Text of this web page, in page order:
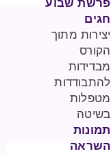
פרשת שבוע
חגים
יצירות מתוך
הקורס
מבדידות
להתבודדות
מטפלות
בשיטה
תמונות
השראה